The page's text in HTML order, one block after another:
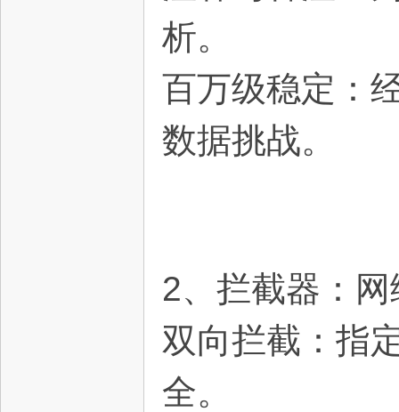
析。
百万级稳定：
数据挑战。
2、拦截器：
双向拦截：指
全。